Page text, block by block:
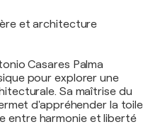
et architecture
Casares Palma
pour explorer une
Sa maîtrise du
d'appréhender la toile
entre harmonie et liberté